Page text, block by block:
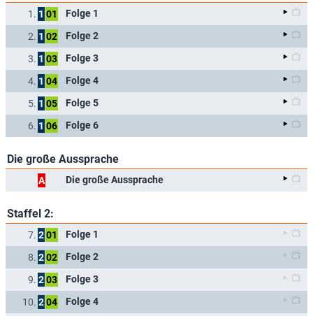
1. 1 01 Folge 1
2. 1 02 Folge 2
3. 1 03 Folge 3
4. 1 04 Folge 4
5. 1 05 Folge 5
6. 1 06 Folge 6
Die große Aussprache
A Die große Aussprache
Staffel 2:
7. 201 Folge 1
8. 202 Folge 2
9. 203 Folge 3
10. 204 Folge 4